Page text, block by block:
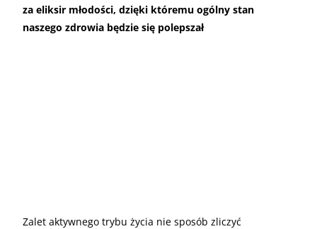
za eliksir młodości, dzięki któremu ogólny stan
naszego zdrowia będzie się polepszał
Zalet aktywnego trybu życia nie sposób zliczyć